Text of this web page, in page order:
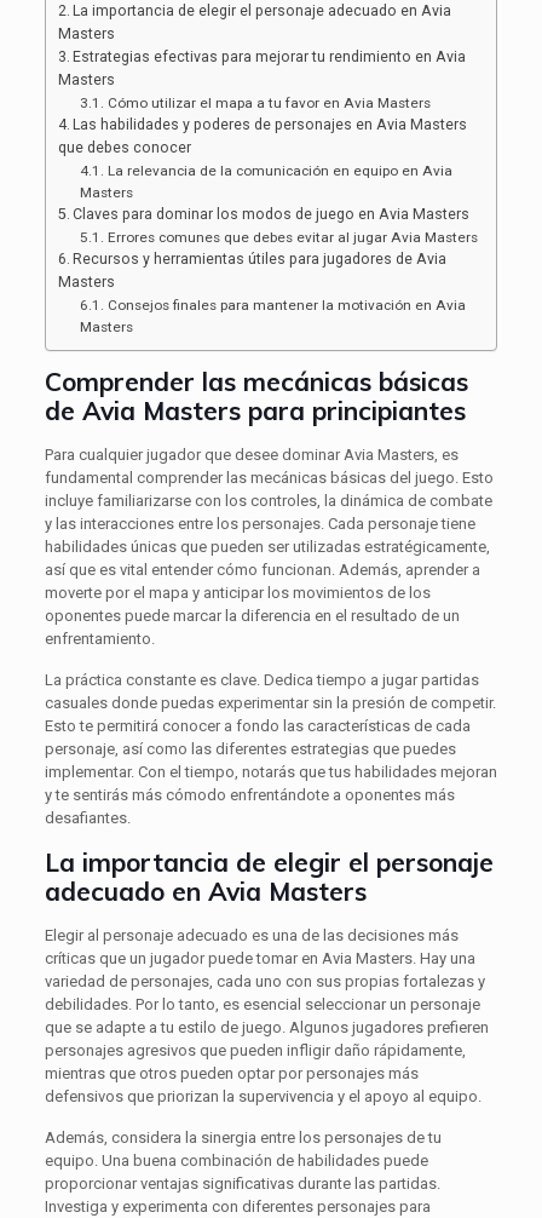
La importancia de elegir el personaje adecuado en Avia
Masters
Estrategias efectivas para mejorar tu rendimiento en Avia
Masters
Cómo utilizar el mapa a tu favor en Avia Masters
Las habilidades y poderes de personajes en Avia Masters
que debes conocer
La relevancia de la comunicación en equipo en Avia
Masters
Claves para dominar los modos de juego en Avia Masters
Errores comunes que debes evitar al jugar Avia Masters
Recursos y herramientas útiles para jugadores de Avia
Masters
Consejos finales para mantener la motivación en Avia
Masters
Comprender las mecánicas básicas
de Avia Masters para principiantes
Para cualquier jugador que desee dominar Avia Masters, es
fundamental comprender las mecánicas básicas del juego. Esto
incluye familiarizarse con los controles, la dinámica de combate
y las interacciones entre los personajes. Cada personaje tiene
habilidades únicas que pueden ser utilizadas estratégicamente,
así que es vital entender cómo funcionan. Además, aprender a
moverte por el mapa y anticipar los movimientos de los
oponentes puede marcar la diferencia en el resultado de un
enfrentamiento.
La práctica constante es clave. Dedica tiempo a jugar partidas
casuales donde puedas experimentar sin la presión de competir.
Esto te permitirá conocer a fondo las características de cada
personaje, así como las diferentes estrategias que puedes
implementar. Con el tiempo, notarás que tus habilidades mejoran
y te sentirás más cómodo enfrentándote a oponentes más
desafiantes.
La importancia de elegir el personaje
adecuado en Avia Masters
Elegir al personaje adecuado es una de las decisiones más
críticas que un jugador puede tomar en Avia Masters. Hay una
variedad de personajes, cada uno con sus propias fortalezas y
debilidades. Por lo tanto, es esencial seleccionar un personaje
que se adapte a tu estilo de juego. Algunos jugadores prefieren
personajes agresivos que pueden infligir daño rápidamente,
mientras que otros pueden optar por personajes más
defensivos que priorizan la supervivencia y el apoyo al equipo.
Además, considera la sinergia entre los personajes de tu
equipo. Una buena combinación de habilidades puede
proporcionar ventajas significativas durante las partidas.
Investiga y experimenta con diferentes personajes para